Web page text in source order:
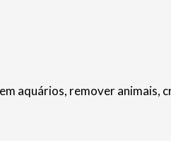
aquários, remover animais,